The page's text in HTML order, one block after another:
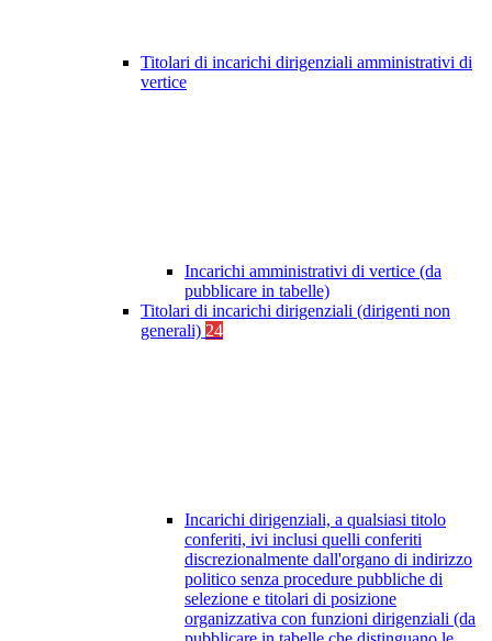
Titolari di incarichi dirigenziali amministrativi di
vertice
Incarichi amministrativi di vertice (da
pubblicare in tabelle)
Titolari di incarichi dirigenziali (dirigenti non
generali) 24
Incarichi dirigenziali, a qualsiasi titolo
conferiti, ivi inclusi quelli conferiti
discrezionalmente dall'organo di indirizzo
politico senza procedure pubbliche di
selezione e titolari di posizione
organizzativa con funzioni dirigenziali (da